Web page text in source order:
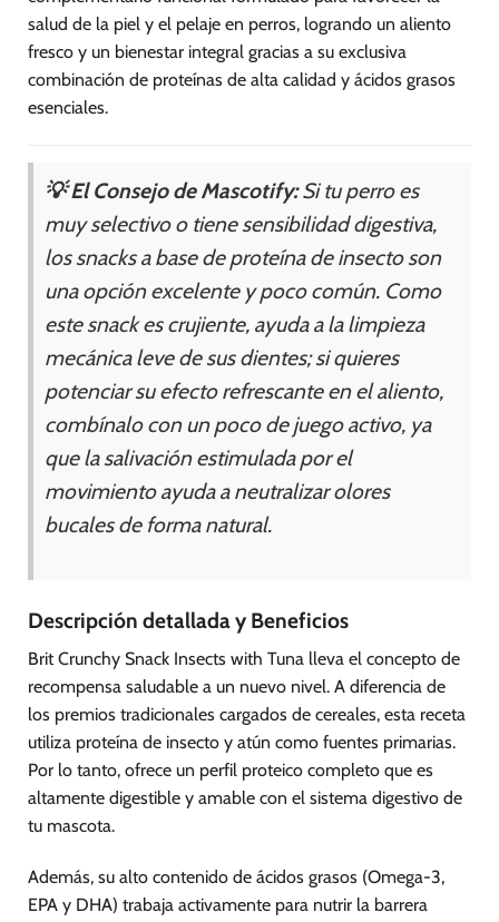
salud de la piel y el pelaje en perros, logrando un aliento
fresco y un bienestar integral gracias a su exclusiva
combinación de proteínas de alta calidad y ácidos grasos
esenciales.
💡 El Consejo de Mascotify:Si tu perro es
muy selectivo o tiene sensibilidad digestiva,
los snacks a base de proteína de insecto son
una opción excelente y poco común. Como
este snack es crujiente, ayuda a la limpieza
mecánica leve de sus dientes; si quieres
potenciar su efecto refrescante en el aliento,
combínalo con un poco de juego activo, ya
que la salivación estimulada por el
movimiento ayuda a neutralizar olores
bucales de forma natural.
Descripción detallada y Beneficios
Brit Crunchy Snack Insects with Tuna lleva el concepto de
recompensa saludable a un nuevo nivel. A diferencia de
los premios tradicionales cargados de cereales, esta receta
utiliza proteína de insecto y atún como fuentes primarias.
Por lo tanto, ofrece un perfil proteico completo que es
altamente digestible y amable con el sistema digestivo de
tu mascota.
Además, su alto contenido de ácidos grasos (Omega-3,
EPA y DHA) trabaja activamente para nutrir la barrera